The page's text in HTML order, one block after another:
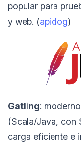
popular para
y web. (apidog)
Gatling:
(Scala/Java, con
carga eficiente e